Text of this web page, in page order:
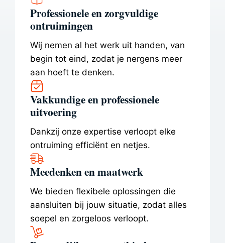
Professionele en zorgvuldige
ontruimingen
Wij nemen al het werk uit handen, van
begin tot eind, zodat je nergens meer
aan hoeft te denken.
Vakkundige en professionele
uitvoering
Dankzij onze expertise verloopt elke
ontruiming efficiënt en netjes.
Meedenken en maatwerk
We bieden flexibele oplossingen die
aansluiten bij jouw situatie, zodat alles
soepel en zorgeloos verloopt.